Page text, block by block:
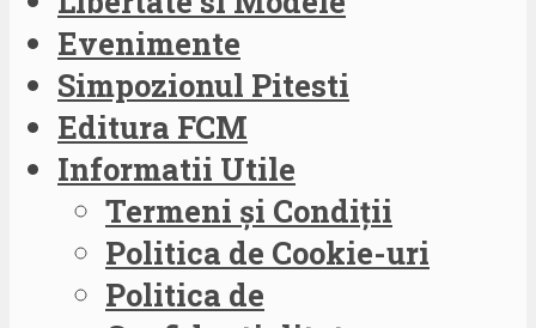
Evenimente
Simpozionul Pitesti
Editura FCM
Informatii Utile
Termeni și Condiții
Politica de Cookie-uri
Politica de